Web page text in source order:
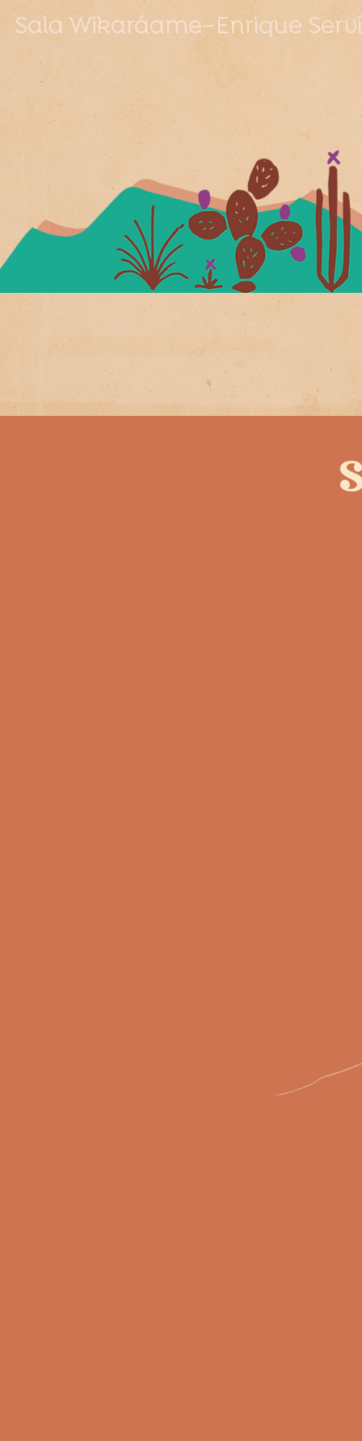
Sala Wikaráame–Enrique